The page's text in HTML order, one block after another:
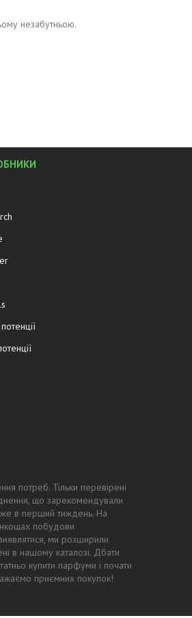
незабутньою.
потреб. Тільки перевірені
що зарекомендували
в перший тиждень. На
побудови
ми розширили
в нашому каталозі. Дбати
купити парфуми і почати
приємних покупок!